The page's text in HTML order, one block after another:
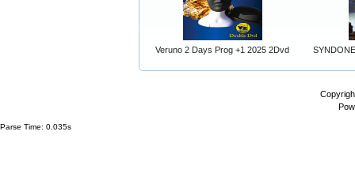
Veruno 2 Days Prog +1 2025 2Dvd
Parse Time: 0.035s